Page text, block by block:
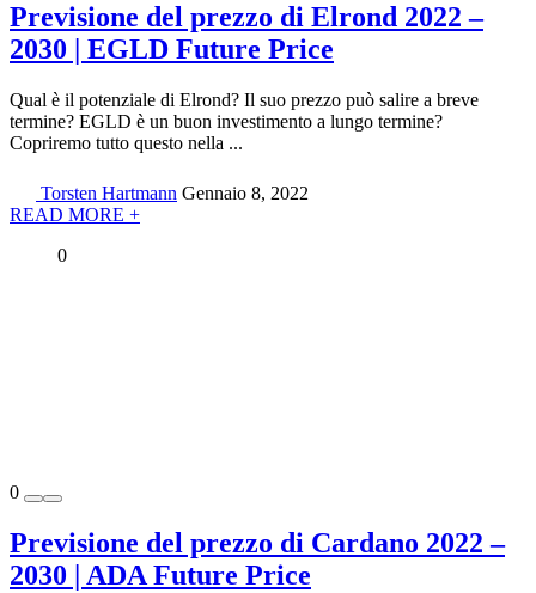
Previsione del prezzo di Elrond 2022 –
2030 | EGLD Future Price
Qual è il potenziale di Elrond? Il suo prezzo può salire a breve
termine? EGLD è un buon investimento a lungo termine?
Copriremo tutto questo nella ...
Torsten Hartmann Gennaio 8, 2022
READ MORE +
0
0
Previsione del prezzo di Cardano 2022 –
2030 | ADA Future Price